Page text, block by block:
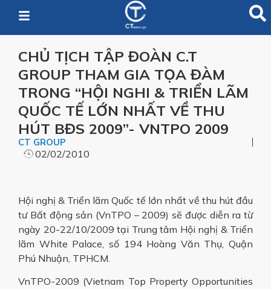
CHỦ TỊCH TẬP ĐOÀN C.T
GROUP THAM GIA TỌA ĐÀM
TRONG “HỘI NGHI & TRIỂN LÃM
QUỐC TẾ LỚN NHẤT VỀ THU
HÚT BĐS 2009”- VNTPO 2009
CT GROUP
02/02/2010
Hội nghị & Triển lãm Quốc tế lớn nhất về thu hút đầu
tư Bất động sản (VnTPO – 2009) sẽ được diễn ra từ
ngày 20-22/10/2009 tại Trung tâm Hội nghị & Triển
lãm White Palace, số 194 Hoàng Văn Thụ, Quận
Phú Nhuận, TPHCM.
VnTPO-2009 (Vietnam Top Property Opportunities